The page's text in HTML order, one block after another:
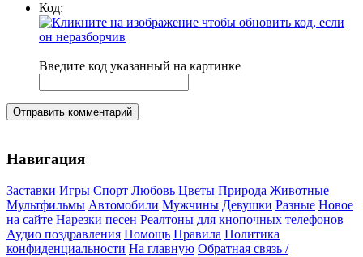
Код:
Введите код указанный на картинке
Отправить комментарий
Навигация
Заставки Игры Спорт Любовь Цветы Природа Животные
Мультфильмы Автомобили Мужчины Девушки Разные Новое
на сайте Нарезки песен Реалтоны для кнопочных телефонов
Аудио поздравления Помощь Правила Политика
конфиденциальности На главную Обратная связь /